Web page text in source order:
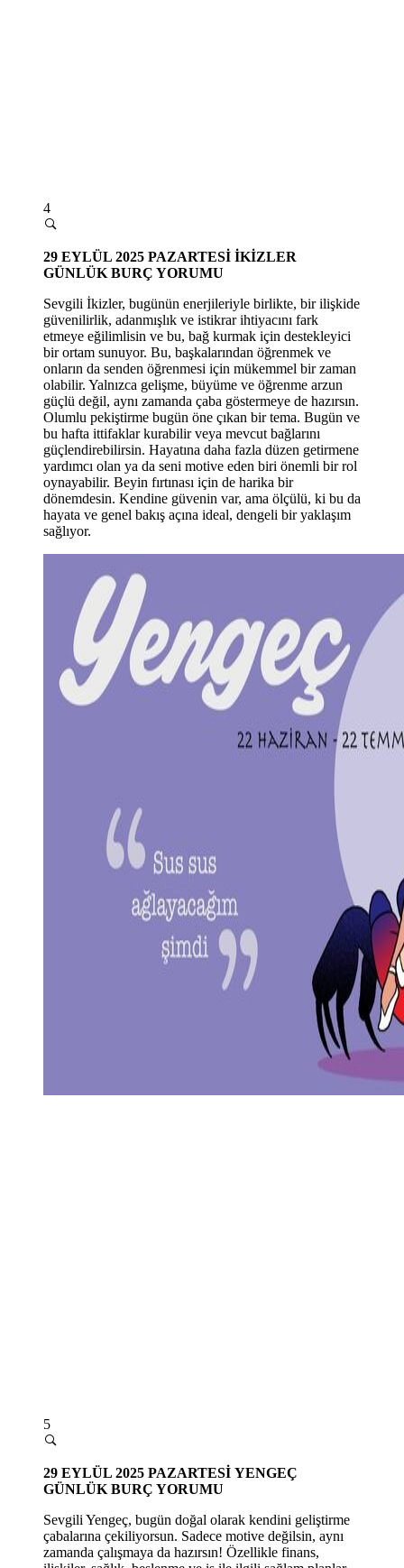
4
29 EYLÜL 2025 PAZARTESİ İKİZLER
GÜNLÜK BURÇ YORUMU
Sevgili İkizler, bugünün enerjileriyle birlikte, bir ilişkide
güvenilirlik, adanmışlık ve istikrar ihtiyacını fark
etmeye eğilimlisin ve bu, bağ kurmak için destekleyici
bir ortam sunuyor. Bu, başkalarından öğrenmek ve
onların da senden öğrenmesi için mükemmel bir zaman
olabilir. Yalnızca gelişme, büyüme ve öğrenme arzun
güçlü değil, aynı zamanda çaba göstermeye de hazırsın.
Olumlu pekiştirme bugün öne çıkan bir tema. Bugün ve
bu hafta ittifaklar kurabilir veya mevcut bağlarını
güçlendirebilirsin. Hayatına daha fazla düzen getirmene
yardımcı olan ya da seni motive eden biri önemli bir rol
oynayabilir. Beyin fırtınası için de harika bir
dönemdesin. Kendine güvenin var, ama ölçülü, ki bu da
hayata ve genel bakış açına ideal, dengeli bir yaklaşım
sağlıyor.
5
29 EYLÜL 2025 PAZARTESİ YENGEÇ
GÜNLÜK BURÇ YORUMU
Sevgili Yengeç, bugün doğal olarak kendini geliştirme
çabalarına çekiliyorsun. Sadece motive değilsin, aynı
zamanda çalışmaya da hazırsın! Özellikle finans,